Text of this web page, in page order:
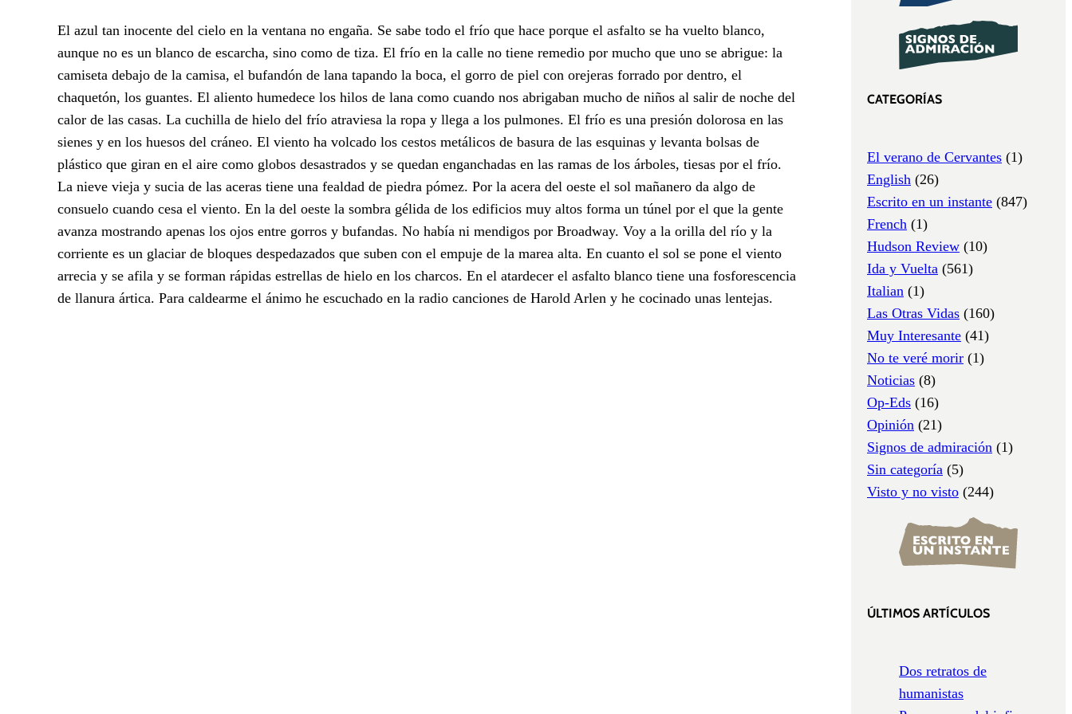
El azul tan inocente del cielo en la ventana no engaña. Se sabe todo el frío que hace porque el asfalto se ha vuelto blanco,
aunque no es un blanco de escarcha, sino como de tiza. El frío en la calle no tiene remedio por mucho que uno se abrigue: la
camiseta debajo de la camisa, el bufandón de lana tapando la boca, el gorro de piel con orejeras forrado por dentro, el
chaquetón, los guantes. El aliento humedece los hilos de lana como cuando nos abrigaban mucho de niños al salir de noche del
calor de las casas. La cuchilla de hielo del frío atraviesa la ropa y llega a los pulmones. El frío es una presión dolorosa en las
sienes y en los huesos del cráneo. El viento ha volcado los cestos metálicos de basura de las esquinas y levanta bolsas de
plástico que giran en el aire como globos desastrados y se quedan enganchadas en las ramas de los árboles, tiesas por el frío.
La nieve vieja y sucia de las aceras tiene una fealdad de piedra pómez. Por la acera del oeste el sol mañanero da algo de
consuelo cuando cesa el viento. En la del oeste la sombra gélida de los edificios muy altos forma un túnel por el que la gente
avanza mostrando apenas los ojos entre gorros y bufandas. No había ni mendigos por Broadway. Voy a la orilla del río y la
corriente es un glaciar de bloques despedazados que suben con el empuje de la marea alta. En cuanto el sol se pone el viento
arrecia y se afila y se forman rápidas estrellas de hielo en los charcos. En el atardecer el asfalto blanco tiene una fosforescencia
de llanura ártica. Para caldearme el ánimo he escuchado en la radio canciones de Harold Arlen y he cocinado unas lentejas.
CATEGORÍAS
El verano de Cervantes (1)
English (26)
Escrito en un instante (847)
French (1)
Hudson Review (10)
Ida y Vuelta (561)
Italian (1)
Las Otras Vidas (160)
Muy Interesante (41)
No te veré morir (1)
Noticias (8)
Op-Eds (16)
Opinión (21)
Signos de admiración (1)
Sin categoría (5)
Visto y no visto (244)
ÚLTIMOS ARTÍCULOS
Dos retratos de
humanistas